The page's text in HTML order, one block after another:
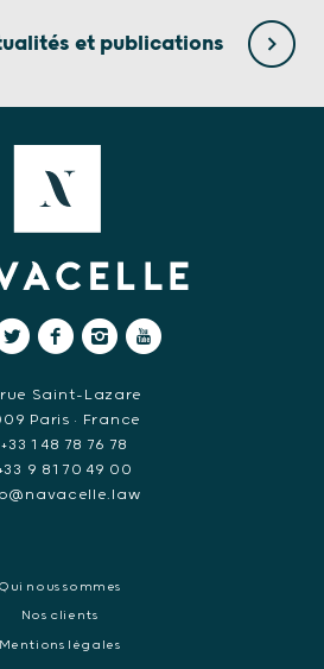
et publications
Saint-Lazare
Paris • France
1 48 78 76 78
9 81 70 49 00
Qui nous sommes
Nos clients
Mentions légales